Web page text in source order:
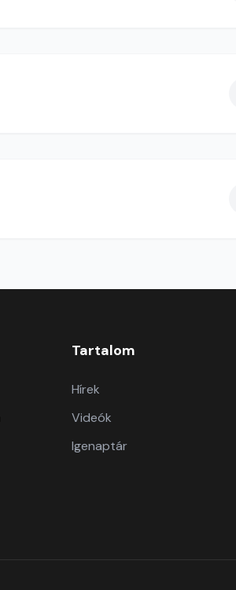
Tartalom
Hírek
Videók
Igenaptár